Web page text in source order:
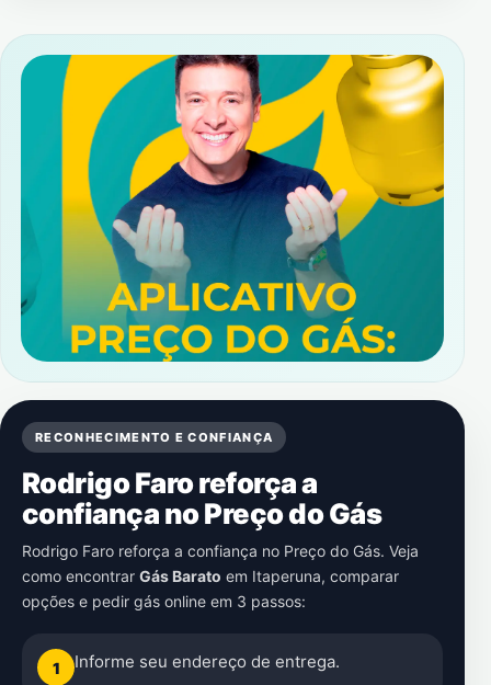
RECONHECIMENTO E CONFIANÇA
Rodrigo Faro reforça a
confiança no Preço do Gás
Rodrigo Faro reforça a confiança no Preço do Gás. Veja
como encontrar Gás Barato em Itaperuna, comparar
opções e pedir gás online em 3 passos:
1 Informe seu endereço de entrega.